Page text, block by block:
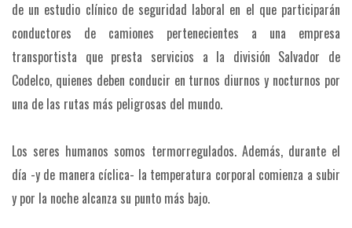
de un estudio clínico de seguridad laboral en el que participarán
conductores de camiones pertenecientes a una empresa
transportista que presta servicios a la división Salvador de
Codelco, quienes deben conducir en turnos diurnos y nocturnos por
una de las rutas más peligrosas del mundo.
Los seres humanos somos termorregulados. Además, durante el
día -y de manera cíclica- la temperatura corporal comienza a subir
y por la noche alcanza su punto más bajo.